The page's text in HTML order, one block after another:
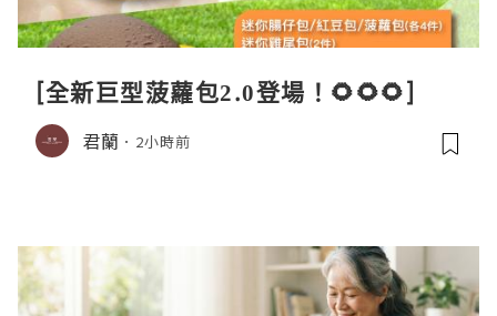
[全新巨型菠蘿包2.0登場！🌻🌻🌻]
君蘭 2小時前